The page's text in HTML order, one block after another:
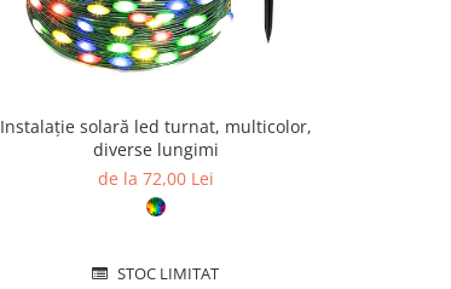
Instalație solară led turnat, multicolor,
diverse lungimi
de la 72,00 Lei
STOC LIMITAT